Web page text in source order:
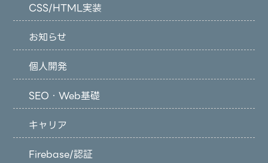
CSS/HTML実装
お知らせ
個人開発
SEO・Web基礎
キャリア
Firebase/認証